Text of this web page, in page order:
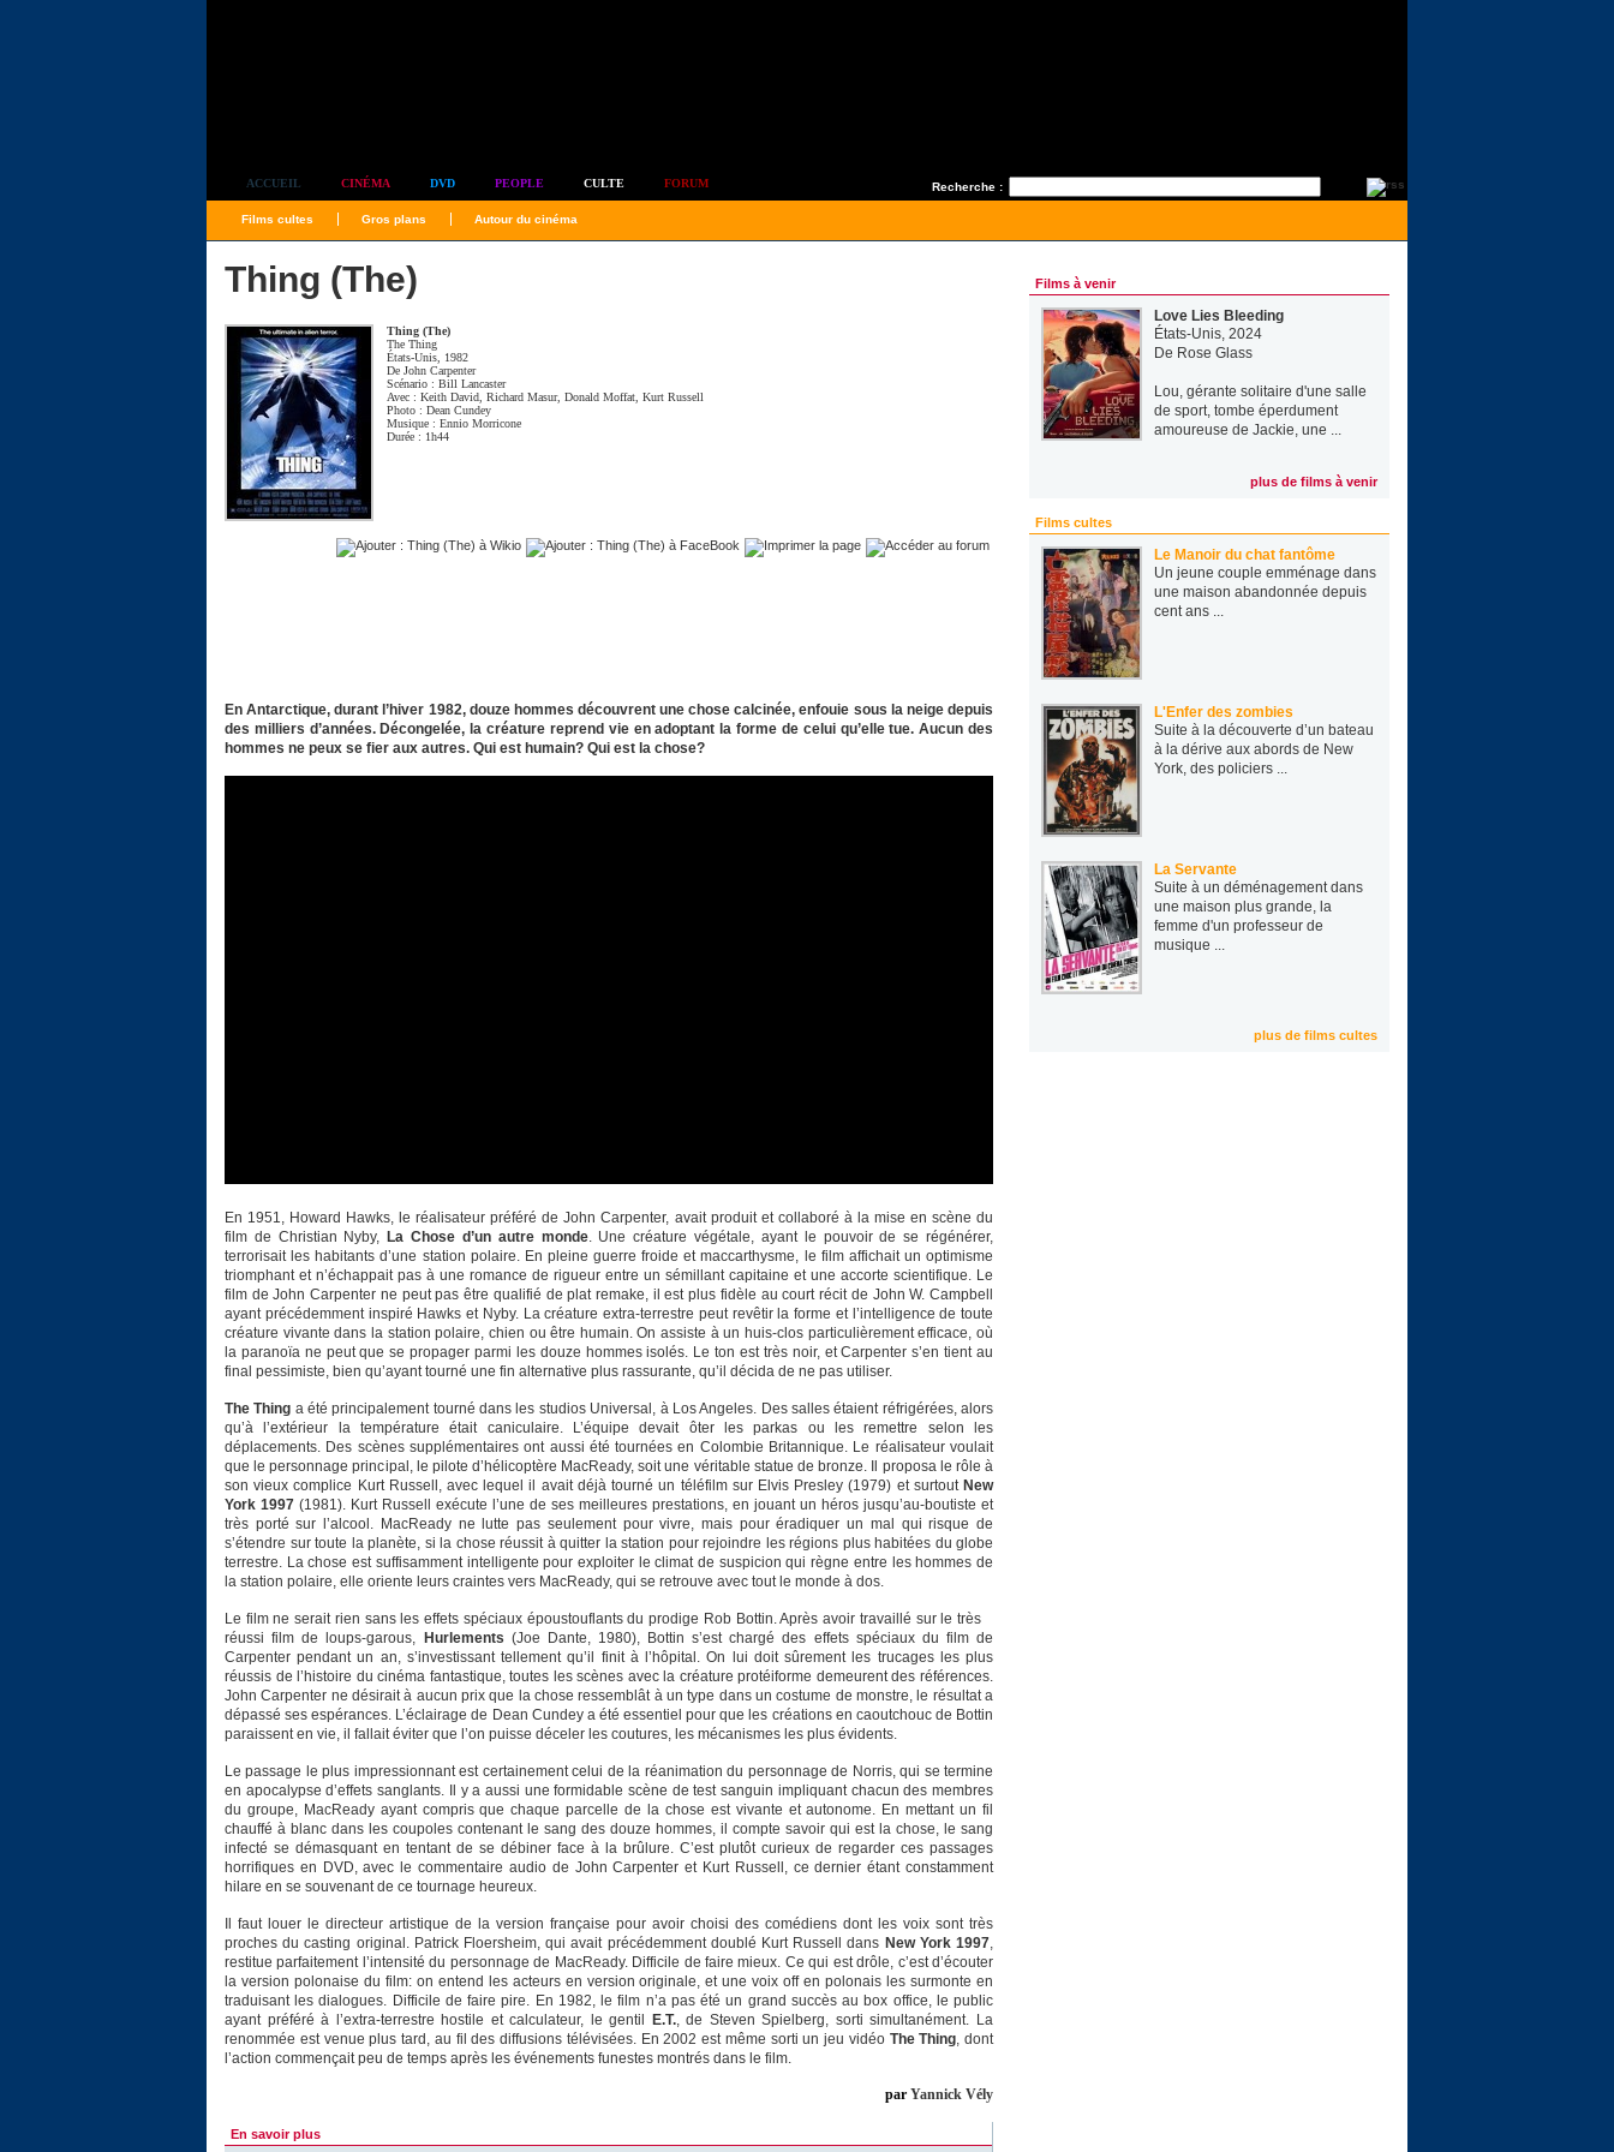
Recherche :
ACCUEIL CINÉMA DVD PEOPLE CULTE FORUM
Films cultes Gros plans Autour du cinéma
Thing (The)
Thing (The)
The Thing
États-Unis, 1982
DeJohn Carpenter
Scénario :Bill Lancaster
Avec :Keith David ,Richard Masur,Donald Moffat ,Kurt Russell
Photo :Dean Cundey
Musique :Ennio Morricone
Durée : 1h44
En Antarctique, durant l’hiver 1982, douze hommes découvrent une chose calcinée, enfouie sous la neige depuis
des milliers d’années. Décongelée, la créature reprend vie en adoptant la forme de celui qu’elle tue. Aucun des
hommes ne peux se fier aux autres. Qui est humain? Qui est la chose?
En 1951, Howard Hawks, le réalisateur préféré de John Carpenter, avait produit et collaboré à la mise en scène du
film de Christian Nyby, La Chose d’un autre monde. Une créature végétale, ayant le pouvoir de se régénérer,
terrorisait les habitants d’une station polaire. En pleine guerre froide et maccarthysme, le film affichait un optimisme
triomphant et n’échappait pas à une romance de rigueur entre un sémillant capitaine et une accorte scientifique. Le
film de John Carpenter ne peut pas être qualifié de plat remake, il est plus fidèle au court récit de John W. Campbell
ayant précédemment inspiré Hawks et Nyby. La créature extra-terrestre peut revêtir la forme et l’intelligence de toute
créature vivante dans la station polaire, chien ou être humain. On assiste à un huis-clos particulièrement efficace, où
la paranoïa ne peut que se propager parmi les douze hommes isolés. Le ton est très noir, et Carpenter s’en tient au
final pessimiste, bien qu’ayant tourné une fin alternative plus rassurante, qu’il décida de ne pas utiliser.
The Thing a été principalement tourné dans les studios Universal, à Los Angeles. Des salles étaient réfrigérées, alors
qu’à l’extérieur la température était caniculaire. L’équipe devait ôter les parkas ou les remettre selon les
déplacements. Des scènes supplémentaires ont aussi été tournées en Colombie Britannique. Le réalisateur voulait
que le personnage principal, le pilote d’hélicoptère MacReady, soit une véritable statue de bronze. Il proposa le rôle à
son vieux complice Kurt Russell, avec lequel il avait déjà tourné un téléfilm sur Elvis Presley (1979) et surtout New
York 1997 (1981). Kurt Russell exécute l’une de ses meilleures prestations, en jouant un héros jusqu’au-boutiste et
très porté sur l’alcool. MacReady ne lutte pas seulement pour vivre, mais pour éradiquer un mal qui risque de
s’étendre sur toute la planète, si la chose réussit à quitter la station pour rejoindre les régions plus habitées du globe
terrestre. La chose est suffisamment intelligente pour exploiter le climat de suspicion qui règne entre les hommes de
la station polaire, elle oriente leurs craintes vers MacReady, qui se retrouve avec tout le monde à dos.
Le film ne serait rien sans les effets spéciaux époustouflants du prodige Rob Bottin. Après avoir travaillé sur le très
réussi film de loups-garous,
Hurlements (Joe Dante, 1980), Bottin s’est chargé des effets spéciaux du film de
Carpenter pendant un an, s’investissant tellement qu’il finit à l’hôpital. On lui doit sûrement les trucages les plus
réussis de l’histoire du cinéma fantastique, toutes les scènes avec la créature protéiforme demeurent des références.
John Carpenter ne désirait à aucun prix que la chose ressemblât à un type dans un costume de monstre, le résultat a
dépassé ses espérances. L’éclairage de Dean Cundey a été essentiel pour que les créations en caoutchouc de Bottin
paraissent en vie, il fallait éviter que l’on puisse déceler les coutures, les mécanismes les plus évidents.
Le passage le plus impressionnant est certainement celui de la réanimation du personnage de Norris, qui se termine
en apocalypse d’effets sanglants. Il y a aussi une formidable scène de test sanguin impliquant chacun des membres
du groupe, MacReady ayant compris que chaque parcelle de la chose est vivante et autonome. En mettant un fil
chauffé à blanc dans les coupoles contenant le sang des douze hommes, il compte savoir qui est la chose, le sang
infecté se démasquant en tentant de se débiner face à la brûlure. C’est plutôt curieux de regarder ces passages
horrifiques en DVD, avec le commentaire audio de John Carpenter et Kurt Russell, ce dernier étant constamment
hilare en se souvenant de ce tournage heureux.
Il faut louer le directeur artistique de la version française pour avoir choisi des comédiens dont les voix sont très
proches du casting original. Patrick Floersheim, qui avait précédemment doublé Kurt Russell dans New York 1997,
restitue parfaitement l’intensité du personnage de MacReady. Difficile de faire mieux. Ce qui est drôle, c’est d’écouter
la version polonaise du film: on entend les acteurs en version originale, et une voix off en polonais les surmonte en
traduisant les dialogues. Difficile de faire pire. En 1982, le film n’a pas été un grand succès au box office, le public
ayant préféré à l’extra-terrestre hostile et calculateur, le gentil
E.T., de Steven Spielberg, sorti simultanément. La
renommée est venue plus tard, au fil des diffusions télévisées. En 2002 est même sorti un jeu vidéo The Thing, dont
l’action commençait peu de temps après les événements funestes montrés dans le film.
par Yannick Vély
En savoir plus
Films à venir
Love Lies Bleeding
États-Unis, 2024
De Rose Glass
Lou, gérante solitaire d'une salle
de sport, tombe éperdument
amoureuse de Jackie, une ...
plus de films à venir
Films cultes
Le Manoir du chat fantôme
Un jeune cou­ple emmé­nage dans
une mai­son aban­don­née depuis
cent ans ...
L'Enfer des zombies
Suite à la découverte d’un bateau
à la dérive aux abords de New
York, des policiers ...
La Servante
Suite à un déménagement dans
une maison plus grande, la
femme d'un professeur de
musique ...
plus de films cultes